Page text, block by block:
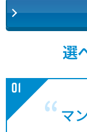
選
マ